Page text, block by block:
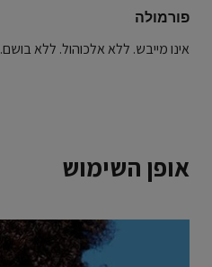
פורמולה
אינו מייבש. ללא אלכוהול. ללא בושם.
אופן השימוש